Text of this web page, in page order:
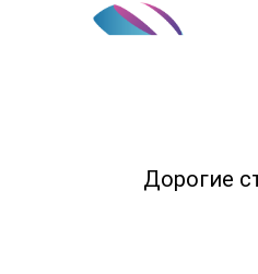
Дорогие